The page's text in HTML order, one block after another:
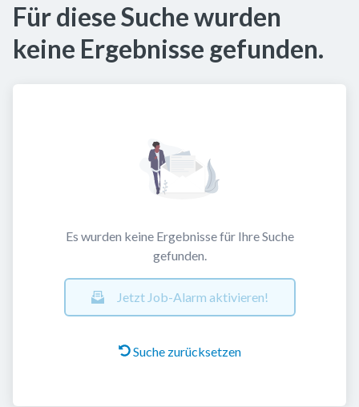
Für diese Suche wurden
keine Ergebnisse gefunden.
Es wurden keine Ergebnisse für Ihre Suche
gefunden.
Jetzt Job-Alarm aktivieren!
Suche zurücksetzen